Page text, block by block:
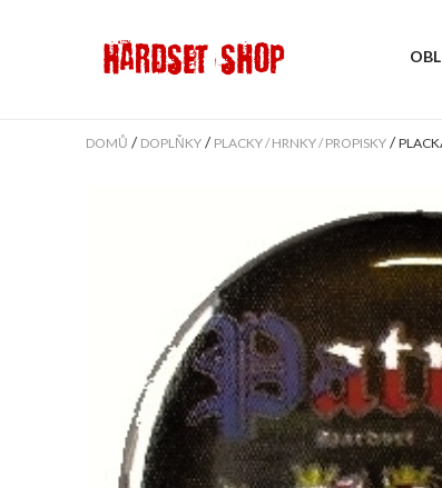
DOMŮ / DOPLŇKY / PLACKY / HRNKY / PROPISKY /